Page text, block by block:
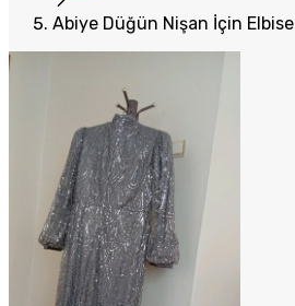
Abiye Düğün Nişan İçin Elbise